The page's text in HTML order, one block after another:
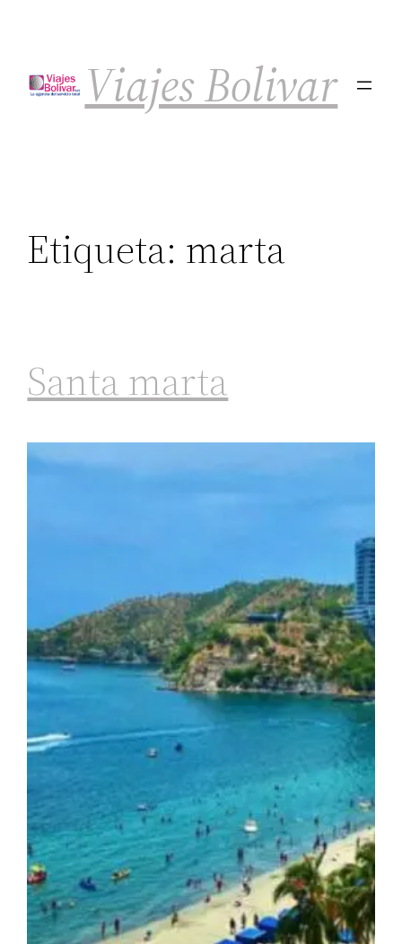
Viajes Bolivar
Etiqueta: marta
Santa marta